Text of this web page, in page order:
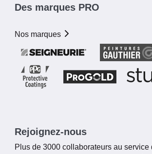
Des marques PRO
Nos marques
Rejoignez-nous
Plus de 3000 collaborateurs au service